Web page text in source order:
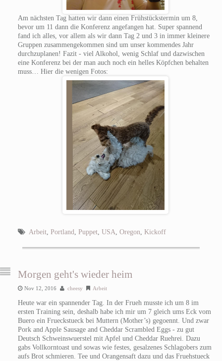
Am nächsten Tag hatten wir dann einen Frühstückstermin um 8,
bevor um 11 dann die Konferenz angefangen hat. Super spannend
fand ich alles, vor allem als wir dann Tag 2 und 3 in immer kleinere
Gruppen zusammengekommen sind um unser kommendes Jahr
durchzuplanen! Fazit - viel Alkohol, wenig Schlaf und dazwischen
eine Konferenz bei der man auch noch ein helles Köpfchen behalten
muss… Hier die wenigen Fotos:
Arbeit, Portland, Puppet, USA, Oregon, Kickoff
Morgen geht's wieder heim
Nov 12, 2016 cheesy Arbeit
Heute war ein spannender Tag. In der Frueh musste ich um 8 im
ersten Training sein, deshalb habe ich mir um 7 gleich ums Eck vom
Buero ein Frueckstueck bei Muttern (Mother’s) gegoennt. Und zwar
Pork and Apple Sausage and Cheddar Scrambled Eggs - zu gut
Deutsch Schweinswuerstel mit Apfel und Cheddar Ruehrei. Dazu
gabs Vollkorntoast und sowas wie festes, gesalzenes Schlagobers zum
aufs Brot schmieren. Tee und Orangensaft dazu und das Fruehstueck